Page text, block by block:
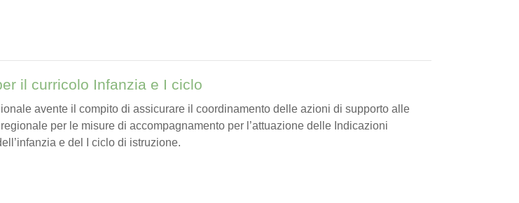
il curricolo Infanzia e I ciclo
avente il compito di assicurare il coordinamento delle azioni di supporto alle
per le misure di accompagnamento per l’attuazione delle Indicazioni
e del I ciclo di istruzione.